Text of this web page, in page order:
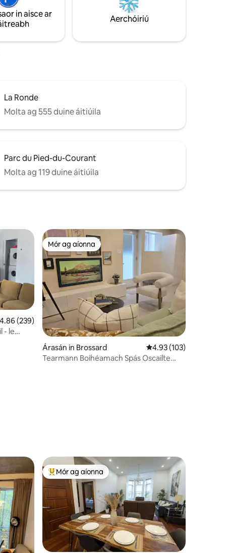
le
cistin iomlán, meaisín níocháin,
triomadóir, miasniteoir agus balcóin
in aisce ar
Aerchóiriú
La Ronde
Molta ag 555 duine áitiúila
Parc du Pied-du-Courant
Molta ag 119 duine áitiúila
4.86 as 5, 239 léirmheas
4.86 (239)
- le
Mór ag aíonna
Mór ag aíonna
Árasán in Brossard Meánrátáil 4.93 as 5,
4.93 (103)
Tearmann Boihéamach Spás Oscailte
An-mhór ag aíonna
Mór ag aíonna